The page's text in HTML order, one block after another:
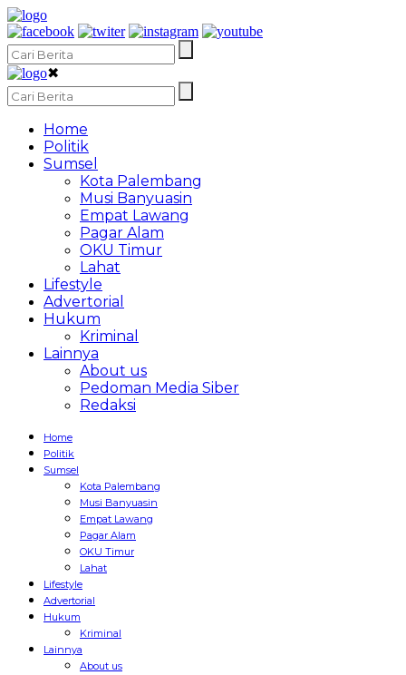
✖
Home
Politik
Sumsel
Kota Palembang
Musi Banyuasin
Empat Lawang
Pagar Alam
OKU Timur
Lahat
Lifestyle
Advertorial
Hukum
Kriminal
Lainnya
About us
Pedoman Media Siber
Redaksi
Home
Politik
Sumsel
Kota Palembang
Musi Banyuasin
Empat Lawang
Pagar Alam
OKU Timur
Lahat
Lifestyle
Advertorial
Hukum
Kriminal
Lainnya
About us